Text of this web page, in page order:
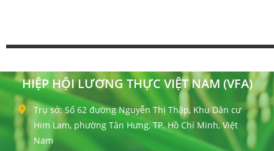
HIỆP HỘI LƯƠNG THỰC VIỆT NAM (VFA)
Trụ sở: Số 62 đường Nguyễn Thị Thập, Khu Dân cư
Him Lam, phường Tân Hưng, TP. Hồ Chí Minh, Việt
Nam